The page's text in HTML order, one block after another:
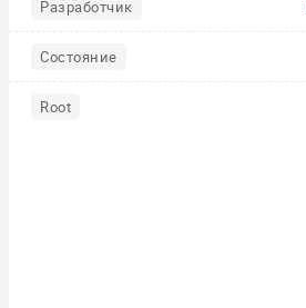
Разработчик
Состояние
Root